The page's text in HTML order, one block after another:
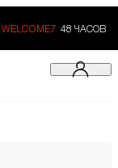
WELCOME7. 48 ЧАСОВ